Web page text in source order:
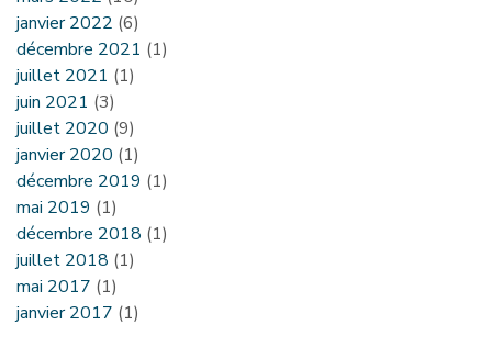
janvier 2022 (6)
décembre 2021 (1)
juillet 2021 (1)
juin 2021 (3)
juillet 2020 (9)
janvier 2020 (1)
décembre 2019 (1)
mai 2019 (1)
décembre 2018 (1)
juillet 2018 (1)
mai 2017 (1)
janvier 2017 (1)